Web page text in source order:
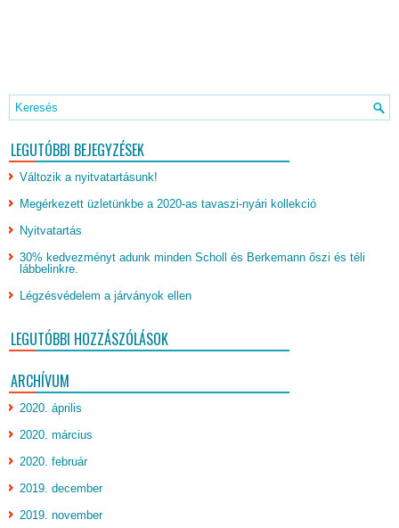
LEGUTÓBBI BEJEGYZÉSEK
Változik a nyitvatartásunk!
Megérkezett üzletünkbe a 2020-as tavaszi-nyári kollekció
Nyitvatartás
30% kedvezményt adunk minden Scholl és Berkemann őszi és téli
lábbelinkre.
Légzésvédelem a járványok ellen
LEGUTÓBBI HOZZÁSZÓLÁSOK
ARCHÍVUM
2020. április
2020. március
2020. február
2019. december
2019. november